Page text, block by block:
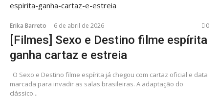
Erika Barreto 6 de abril de 2026 0
[Filmes] Sexo e Destino filme espírita
ganha cartaz e estreia
O Sexo e Destino filme espírita já chegou com cartaz oficial e data
marcada para invadir as salas brasileiras. A adaptação do
clássico...